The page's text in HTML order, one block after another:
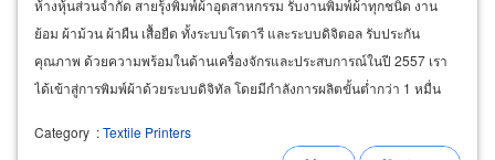
ห้างหุ้นส่วนจำกัด สายรุ้งพิมพ์ผ้าอุตสาหกรรม รับงานพิมพ์ผ้าทุกชนิด งาน
ย้อม ผ้าม้วน ผ้าผืน เสื้อยืด ทั้งระบบโรตารี และระบบดิจิตอล รับประกัน
คุณภาพ ด้วยความพร้อมในด้านเครื่องจักรและประสบการณ์ในปี 2557 เรา
ได้เข้าสู่การพิมพ์ผ้าด้วยระบบดิจิทัล โดยมีกำลังการผลิตขั้นต่ำกว่า 1 หมื่น
Category :Textile Printers